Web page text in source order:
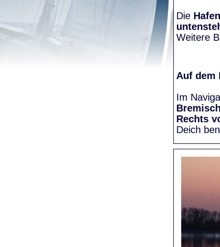
Die
Weitere
Auf dem
Im
Rechts
Deich